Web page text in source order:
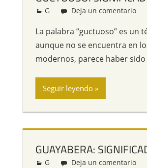
Redacción
G Deja un comentario
La palabra “guctuoso” es un
aunque no se encuentra en
modernos, parece haber
Seguir leyendo
GUAYABERA:
Redacción
G Deja un comentario